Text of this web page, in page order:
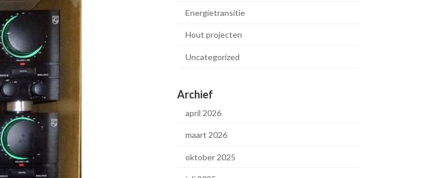
Energietransitie
Hout projecten
Uncategorized
Archief
april 2026
maart 2026
oktober 2025